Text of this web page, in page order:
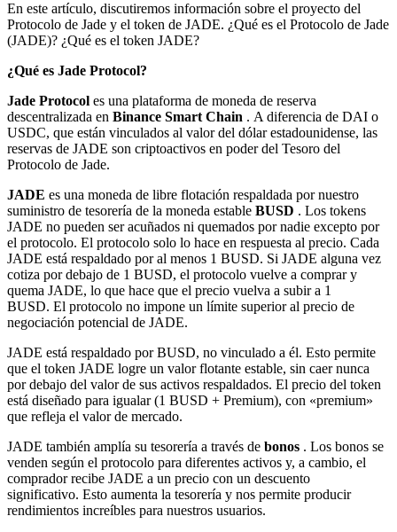
En este artículo, discutiremos información sobre el proyecto del
Protocolo de Jade y el token de JADE. ¿Qué es el Protocolo de Jade
(JADE)? ¿Qué es el token JADE?
¿Qué es Jade Protocol?
Jade Protocol es una plataforma de moneda de reserva
descentralizada en Binance Smart Chain . A diferencia de DAI o
USDC, que están vinculados al valor del dólar estadounidense, las
reservas de JADE son criptoactivos en poder del Tesoro del
Protocolo de Jade.
JADE es una moneda de libre flotación respaldada por nuestro
suministro de tesorería de la moneda estable BUSD . Los tokens
JADE no pueden ser acuñados ni quemados por nadie excepto por
el protocolo. El protocolo solo lo hace en respuesta al precio. Cada
JADE está respaldado por al menos 1 BUSD. Si JADE alguna vez
cotiza por debajo de 1 BUSD, el protocolo vuelve a comprar y
quema JADE, lo que hace que el precio vuelva a subir a 1
BUSD. El protocolo no impone un límite superior al precio de
negociación potencial de JADE.
JADE está respaldado por BUSD, no vinculado a él. Esto permite
que el token JADE logre un valor flotante estable, sin caer nunca
por debajo del valor de sus activos respaldados. El precio del token
está diseñado para igualar (1 BUSD + Premium), con «premium»
que refleja el valor de mercado.
JADE también amplía su tesorería a través de bonos . Los bonos se
venden según el protocolo para diferentes activos y, a cambio, el
comprador recibe JADE a un precio con un descuento
significativo. Esto aumenta la tesorería y nos permite producir
rendimientos increíbles para nuestros usuarios.